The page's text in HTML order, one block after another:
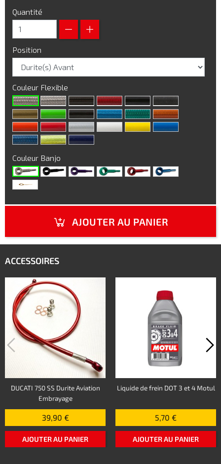
Quantité
Position
Couleur Flexible
Couleur Banjo
AJOUTER AU PANIER
ACCESSOIRES
DUCATI 750 SS Durite Aviation
Embrayage
39,90 €
AJOUTER AU PANIER
Liquide de frein DOT 3 et 4 Motul
5,70 €
AJOUTER AU PANIER